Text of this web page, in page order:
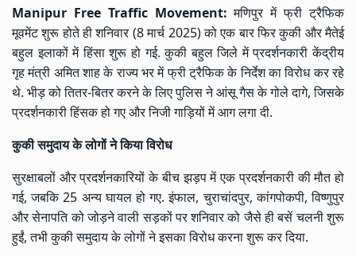
Manipur Free Traffic Movement:मणिपुर में फ्री ट्रैफिक
मूवमेंट शुरू होते ही शनिवार (8 मार्च 2025) को एक बार फिर कुकी और मैतेई
बहुल इलाकों में हिंसा शुरू हो गई. कुकी बहुल जिले में प्रदर्शनकारी केंद्रीय
गृह मंत्री अमित शाह के राज्य भर में फ्री ट्रैफिक के निर्देश का विरोध कर रहे
थे. भीड़ को तितर-बितर करने के लिए पुलिस ने आंसू गैस के गोले दागे, जिसके
प्रदर्शनकारी हिंसक हो गए और निजी गाड़ियों में आग लगा दी.
कुकी समुदाय के लोगों ने किया विरोध
सुरक्षाबलों और प्रदर्शनकारियों के बीच झड़प में एक प्रदर्शनकारी की मौत हो
गई, जबकि 25 अन्य घायल हो गए. इंफाल, चुराचांदपुर, कांगपोकपी, विष्णुपुर
और सेनापति को जोड़ने वाली सड़कों पर शनिवार को जैसे ही बसें चलनी शुरू
हुईं, तभी कुकी समुदाय के लोगों ने इसका विरोध करना शुरू कर दिया.